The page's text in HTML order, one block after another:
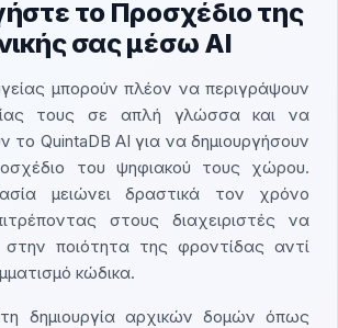
το Προσχέδιο της
σας μέσω AI
μπορούν πλέον να περιγράψουν
τους σε απλή γλώσσα και να
το QuintaDB AI για να δημιουργήσουν
του ψηφιακού τους χώρου.
μειώνει δραστικά τον χρόνο
στους διαχειριστές να
στην ποιότητα της φροντίδας αντί
κώδικα.
δημιουργία αρχικών δομών όπως